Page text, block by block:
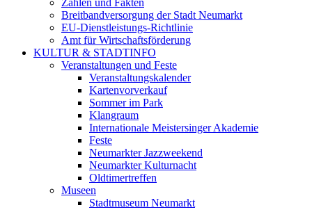
Zahlen und Fakten
Breitbandversorgung der Stadt Neumarkt
EU-Dienstleistungs-Richtlinie
Amt für Wirtschaftsförderung
KULTUR & STADTINFO
Veranstaltungen und Feste
Veranstaltungskalender
Kartenvorverkauf
Sommer im Park
Klangraum
Internationale Meistersinger Akademie
Feste
Neumarkter Jazzweekend
Neumarkter Kulturnacht
Oldtimertreffen
Museen
Stadtmuseum Neumarkt